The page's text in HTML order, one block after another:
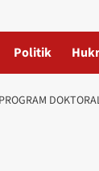
Politik